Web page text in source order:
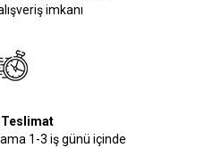
imkanı
Teslimat
1-3 iş günü içinde